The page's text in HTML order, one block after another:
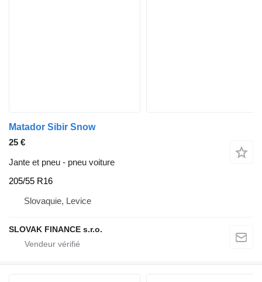
Matador Sibir Snow
25 €
Jante et pneu - pneu voiture
205/55 R16
Slovaquie, Levice
SLOVAK FINANCE s.r.o.